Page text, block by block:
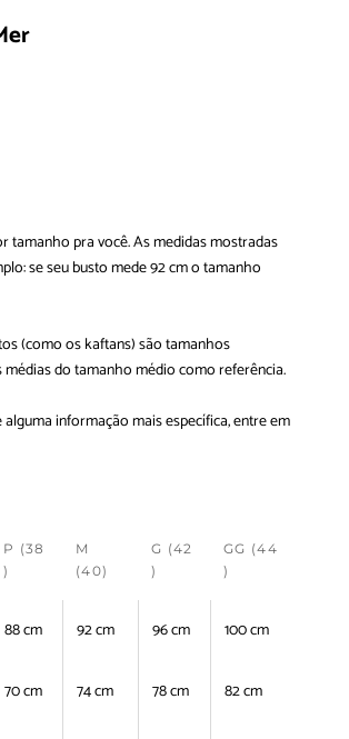
tamanho pra você. As medidas mostradas
se seu busto mede 92 cm o tamanho
(como os kaftans) são tamanhos
do tamanho médio como referência.
informação mais específica, entre em
P (38
)
M
(40)
G (42
)
GG (44
)
88 cm 92 cm 96 cm 100 cm
70 cm 74 cm 78 cm 82 cm